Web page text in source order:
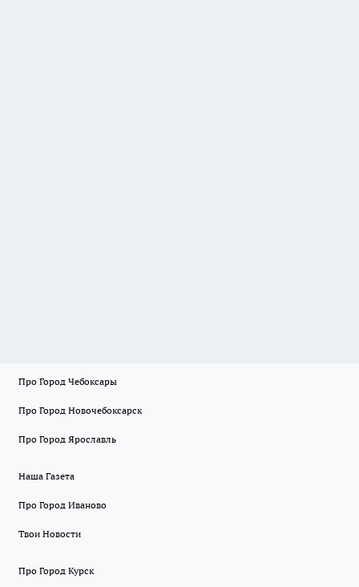
Про Город Чебоксары
Про Город Новочебоксарск
Про Город Ярославль
Наша Газета
Про Город Иваново
Твои Новости
Про Город Курск